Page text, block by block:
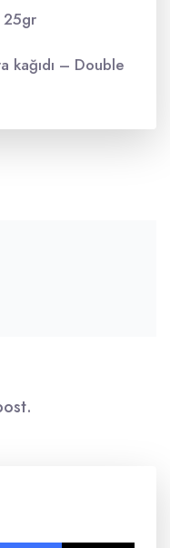
25gr
kağıdı – Double